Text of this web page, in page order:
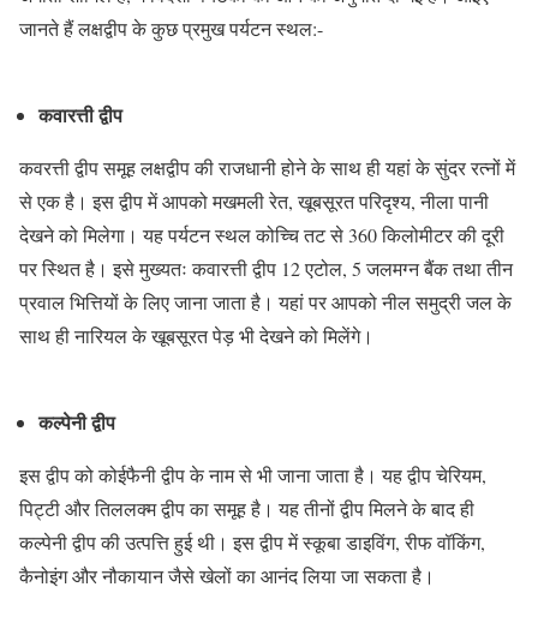
जानते हैं लक्षद्वीप के कुछ प्रमुख पर्यटन स्थल:-
कवारत्ती द्वीप
कवरत्ती द्वीप समूह लक्षद्वीप की राजधानी होने के साथ ही यहां के सुंदर रत्नों में
से एक है। इस द्वीप में आपको मखमली रेत, खूबसूरत परिदृश्य, नीला पानी
देखने को मिलेगा। यह पर्यटन स्थल कोच्चि तट से 360 किलोमीटर की दूरी
पर स्थित है। इसे मुख्यतः कवारत्ती द्वीप 12 एटोल, 5 जलमग्न बैंक तथा तीन
प्रवाल भित्तियों के लिए जाना जाता है। यहां पर आपको नील समुद्री जल के
साथ ही नारियल के खूबसूरत पेड़ भी देखने को मिलेंगे।
कल्पेनी द्वीप
इस द्वीप को कोईफैनी द्वीप के नाम से भी जाना जाता है। यह द्वीप चेरियम,
पिट्टी और तिललक्म द्वीप का समूह है। यह तीनों द्वीप मिलने के बाद ही
कल्पेनी द्वीप की उत्पत्ति हुई थी। इस द्वीप में स्कूबा डाइविंग, रीफ वॉकिंग,
कैनोइंग और नौकायान जैसे खेलों का आनंद लिया जा सकता है।